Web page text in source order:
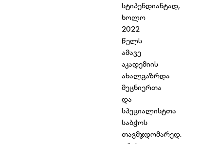
სტიპენდიანტად,
ხოლო
2022
წელს
ამავე
აკადემიის
ახალგაზრდა
მეცნიერთა
და
სპეციალისტთა
საბჭოს
თავმჯდომარედ.